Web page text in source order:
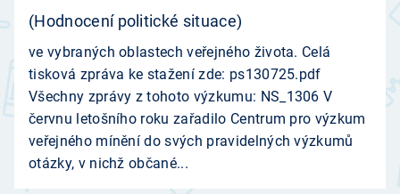
(Hodnocení politické situace)
ve vybraných oblastech veřejného života. Celá
tisková zpráva ke stažení zde: ps130725.pdf
Všechny zprávy z tohoto výzkumu: NS_1306 V
červnu letošního roku zařadilo Centrum pro výzkum
veřejného mínění do svých pravidelných výzkumů
otázky, v nichž občané...